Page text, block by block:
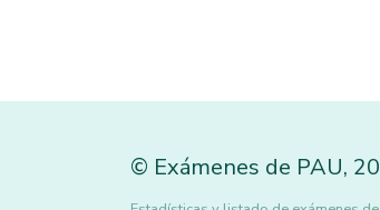
© Exámenes de PAU,